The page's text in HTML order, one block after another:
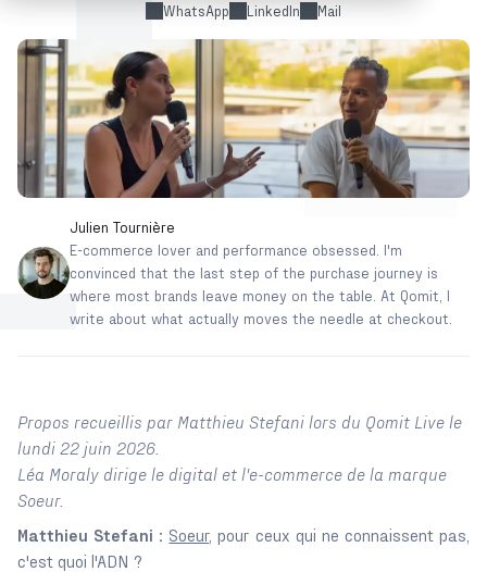
WhatsApp LinkedIn Mail
Julien Tournière
E-commerce lover and performance obsessed. I'm
convinced that the last step of the purchase journey is
where most brands leave money on the table. At Qomit, I
write about what actually moves the needle at checkout.
Propos recueillis par Matthieu Stefani lors du Qomit Live le
lundi 22 juin 2026.
Léa Moraly dirige le digital et l'e-commerce de la marque
Soeur.
Matthieu Stefani : Soeur, pour ceux qui ne connaissent pas,
c'est quoi l'ADN ?